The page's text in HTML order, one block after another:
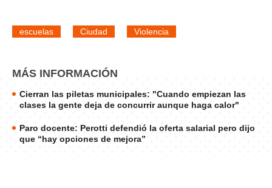
escuelas Ciudad Violencia
MÁS INFORMACIÓN
Cierran las piletas municipales: "Cuando empiezan las
clases la gente deja de concurrir aunque haga calor"
Paro docente: Perotti defendió la oferta salarial pero dijo
que “hay opciones de mejora”